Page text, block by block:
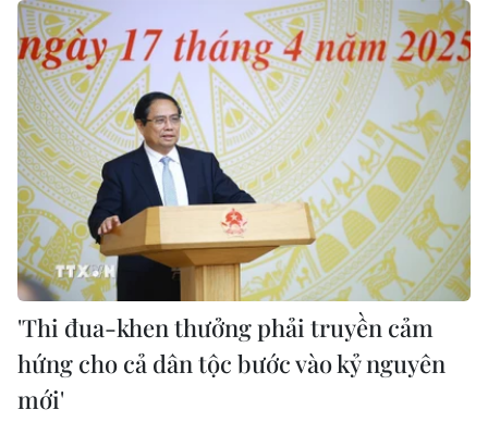
'Thi đua-khen thưởng phải truyền cảm
hứng cho cả dân tộc bước vào kỷ nguyên
mới'